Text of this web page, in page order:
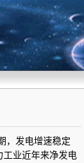
，发电增速稳定
工业近年来净发电